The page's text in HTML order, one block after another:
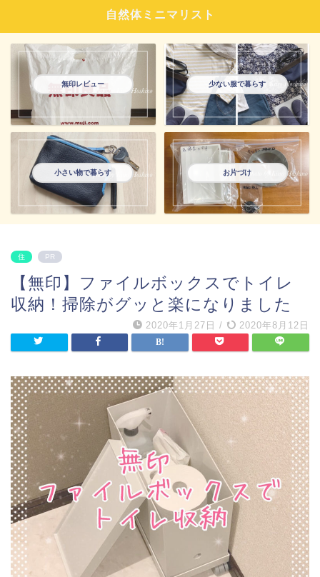
自然体ミニマリスト
無印レビュー 少ない服で暮らす
小さい物で暮らす お片づけ
住 PR
【無印】ファイルボックスでトイレ
収納！掃除がグッと楽になりました
2020年1月27日 / 2020年8月12日